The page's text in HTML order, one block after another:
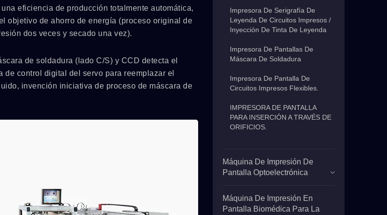
eficiencia de producción totalmente automática,
objetivo de ahorro de energía (proceso original de
dos veces y secado una vez).
de soldadura (lado C/S) y CCD detecta el
control digital del servo para reemplazar el
invención iniciativa de proceso de máscara de
Impresora De Serigrafía De
Leyenda De Circuitos Impresos /
Inyección De Tinta De Leyenda
Impresora De Pantallas De
Máscara De Soldadura
Impresora De Pantalla De
Circuitos Impresos Flexibles.
IMPRESORA DE PANTALLA
PARA INSERCIÓN A TRAVÉS DE
ORIFICIOS.
Máquina De Impresión De
Pantalla Optoelectrónica
Máquina De Impresión En
Pantalla Biomédica Para La